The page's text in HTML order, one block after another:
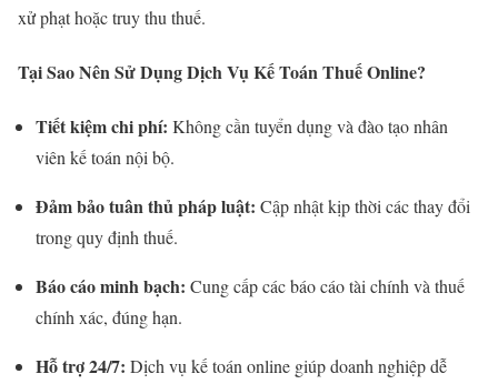
xử phạt hoặc truy thu thuế.
Tại Sao Nên Sử Dụng Dịch Vụ Kế Toán Thuế Online?
Tiết kiệm chi phí: Không cần tuyển dụng và đào tạo nhân
viên kế toán nội bộ.
Đảm bảo tuân thủ pháp luật: Cập nhật kịp thời các thay đổi
trong quy định thuế.
Báo cáo minh bạch: Cung cấp các báo cáo tài chính và thuế
chính xác, đúng hạn.
Hỗ trợ 24/7: Dịch vụ kế toán online giúp doanh nghiệp dễ